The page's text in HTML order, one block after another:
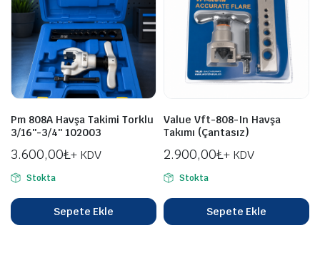
Pm 808A Havşa Takimi Torklu
3/16″-3/4″ 102003
3.600,00₺+ KDV
Stokta
Sepete Ekle
Value Vft-808-In Havşa
Takımı (Çantasız)
2.900,00₺+ KDV
Stokta
Sepete Ekle